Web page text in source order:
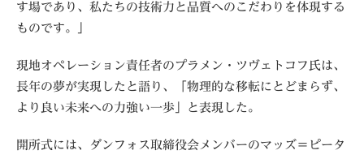
す場であり、私たちの技術力と品質へのこだわりを体現する
ものです。」
現地オペレーション責任者のプラメン・ツヴェトコフ氏は、
長年の夢が実現したと語り、「物理的な移転にとどまらず、
より良い未来への力強い一歩」と表現した。
開所式には、ダンフォス取締役会メンバーのマッズ＝ピータ